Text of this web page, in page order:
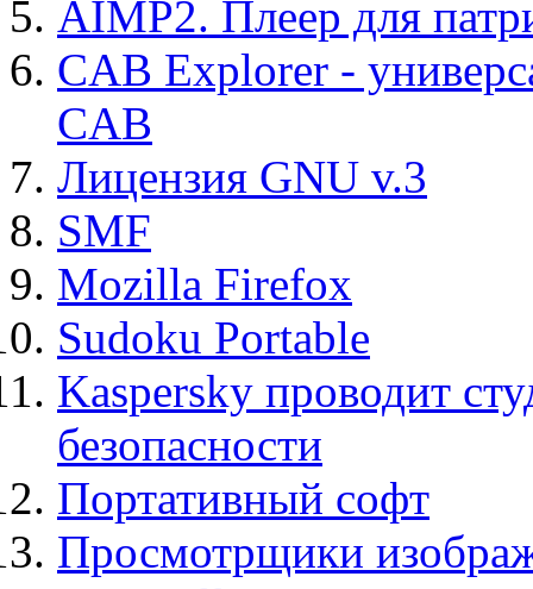
AIMP2. Плеер для
CAB Explorer -
CAB
Лицензия GNU v.3
SMF
Mozilla Firefox
Sudoku Portable
Kaspersky проводит
безопасности
Портативный софт
Просмотрщики